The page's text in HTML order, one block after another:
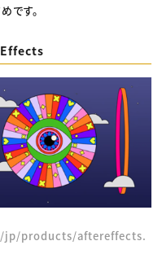
です。
Effects
products/aftereffects.